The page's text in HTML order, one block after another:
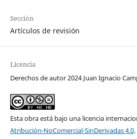
Sección
Artículos de revisión
Licencia
Derechos de autor 2024 Juan Ignacio
Esta obra está bajo una licencia
Atribución-NoComercial-SinDerivadas 4.0.